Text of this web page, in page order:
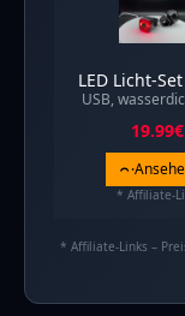
LED Licht-
USB,
19.99€
* Affiliate-
* Affiliate-Links –